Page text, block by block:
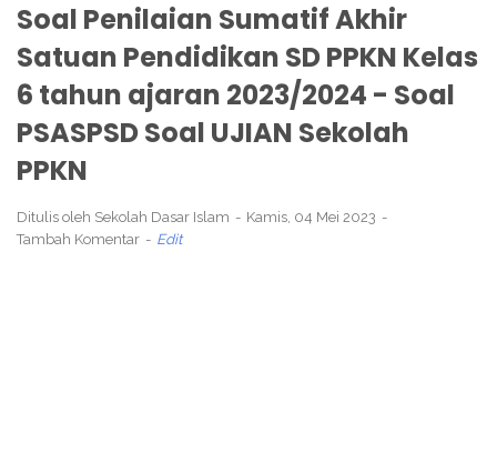
Soal Penilaian Sumatif Akhir
Satuan Pendidikan SD PPKN Kelas
6 tahun ajaran 2023/2024 - Soal
PSASPSD Soal UJIAN Sekolah
PPKN
Ditulis oleh Sekolah Dasar Islam
Kamis, 04 Mei 2023
Tambah Komentar
Edit